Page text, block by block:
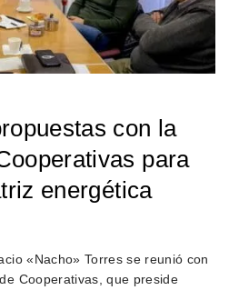
con la
para
energética
«Nacho» Torres se reunió con
Cooperativas, que preside